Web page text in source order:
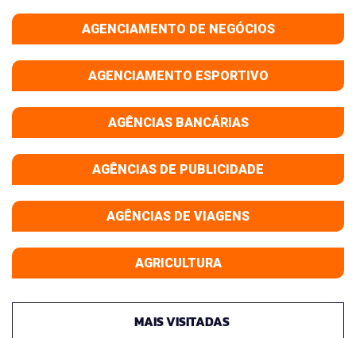
AGENCIAMENTO DE NEGÓCIOS
AGENCIAMENTO ESPORTIVO
AGÊNCIAS BANCÁRIAS
AGÊNCIAS DE PUBLICIDADE
AGÊNCIAS DE VIAGENS
AGRICULTURA
MAIS VISITADAS